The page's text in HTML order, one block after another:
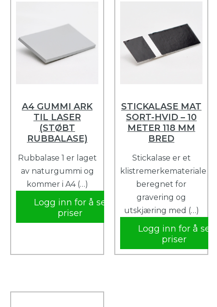
A4 GUMMI ARK
TIL LASER
(STØBT
RUBBALASE)
Rubbalase 1 er laget
av naturgummi og
kommer i A4 (…)
Logg inn for å se
priser
STICKALASE MAT
SORT-HVID – 10
METER 118 MM
BRED
Stickalase er et
klistremerkemateriale
beregnet for
gravering og
utskjæring med (…)
Logg inn for å se
priser